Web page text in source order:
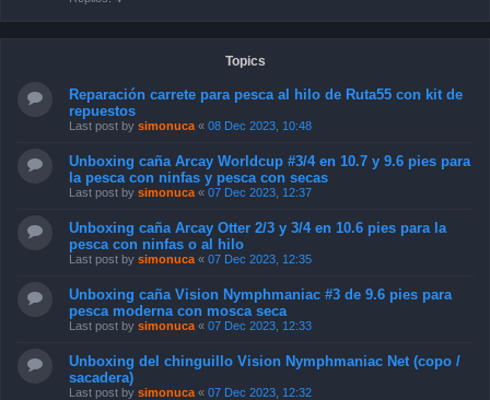
Topics
Reparación carrete para pesca al hilo de Ruta55 con kit de
repuestos
Last post by simonuca « 08 Dec 2023, 10:48
Unboxing caña Arcay Worldcup #3/4 en 10.7 y 9.6 pies para
la pesca con ninfas y pesca con secas
Last post by simonuca « 07 Dec 2023, 12:37
Unboxing caña Arcay Otter 2/3 y 3/4 en 10.6 pies para la
pesca con ninfas o al hilo
Last post by simonuca « 07 Dec 2023, 12:35
Unboxing caña Vision Nymphmaniac #3 de 9.6 pies para
pesca moderna con mosca seca
Last post by simonuca « 07 Dec 2023, 12:33
Unboxing del chinguillo Vision Nymphmaniac Net (copo /
sacadera)
Last post by simonuca « 07 Dec 2023, 12:32